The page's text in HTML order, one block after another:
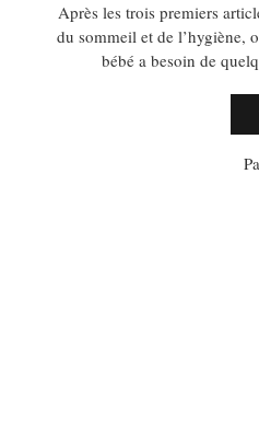
Après les trois premiers
du sommeil et de l’hygiène,
bébé a besoin de